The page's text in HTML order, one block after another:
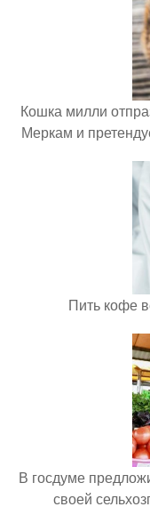
Кошка милли
Меркам и
Пить кофе
В госдуме
своей